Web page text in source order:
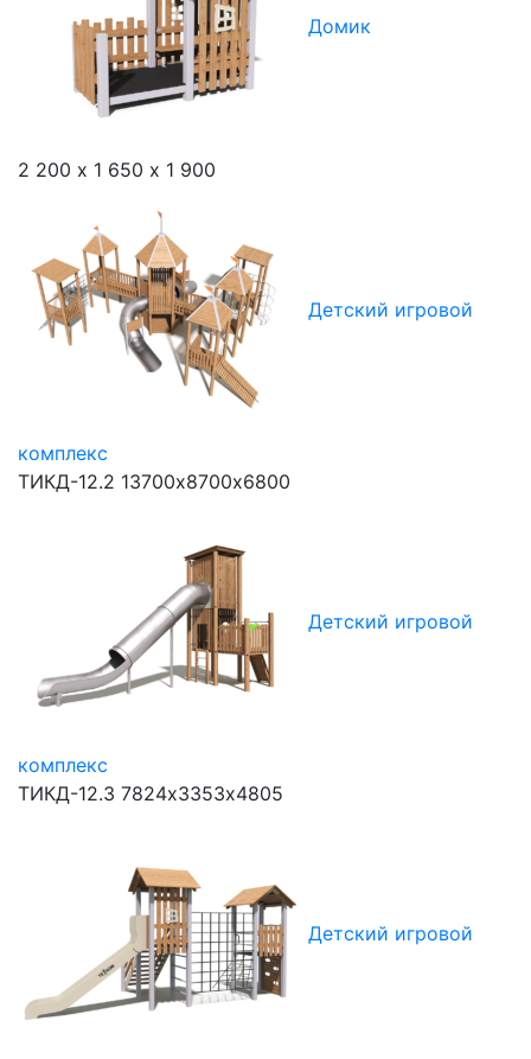
Домик
2 200 х 1 650 х 1 900
Детский игровой
комплекс
ТИКД-12.2 13700х8700х6800
Детский игровой
комплекс
ТИКД-12.3 7824х3353х4805
Детский игровой